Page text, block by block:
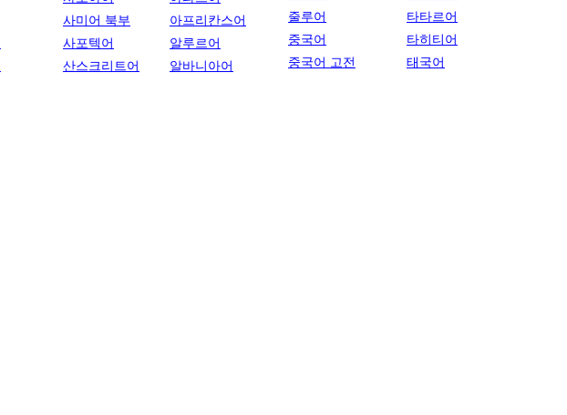
사미어 북부
사포텍어
산스크리트어
아프리칸스어
알루르어
알바니아어
줄루어
중국어
중국어 고전
타타르어
타히티어
태국어